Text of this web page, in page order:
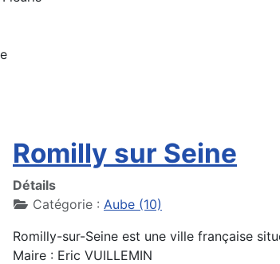
Romilly sur Seine
Détails
Catégorie : Aube (10)
Romilly-sur-Seine est une ville française
Maire : Eric VUILLEMIN